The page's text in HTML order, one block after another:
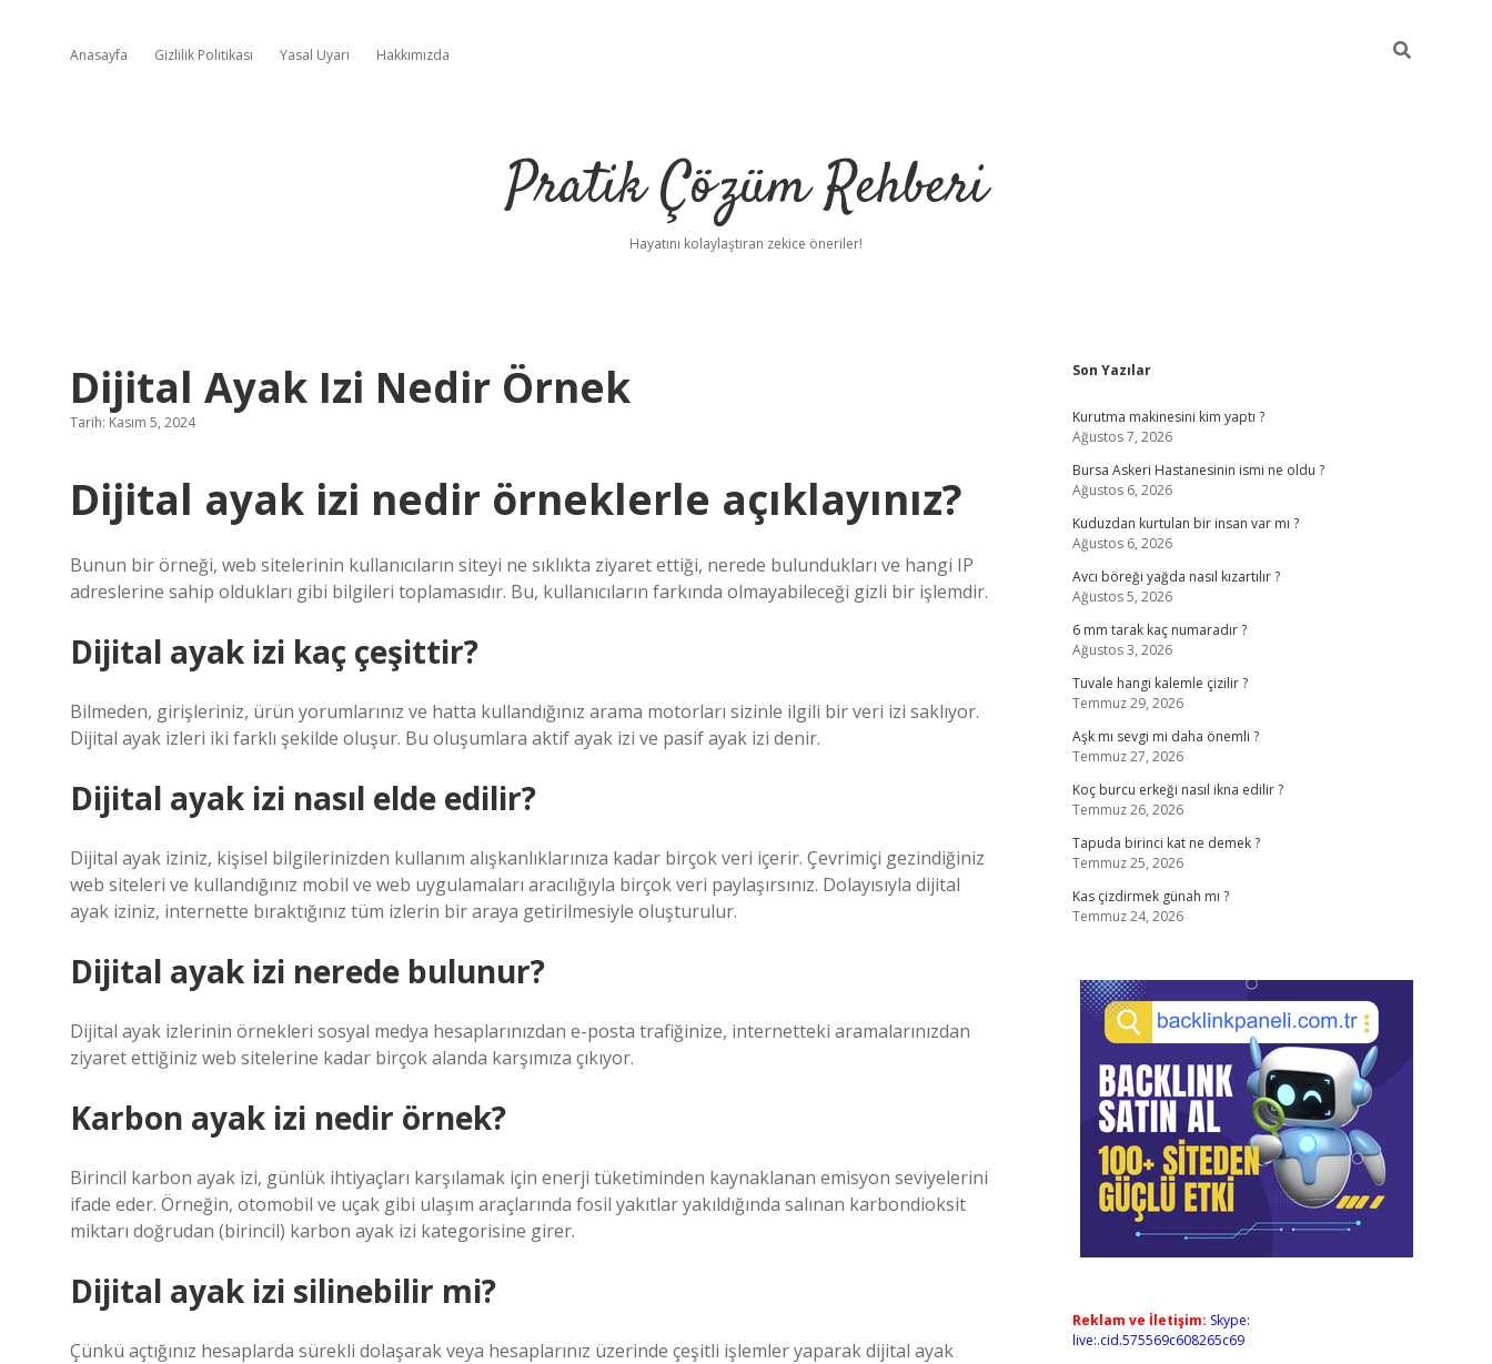
Anasayfa Gizlilik Politikası Yasal Uyarı Hakkımızda
Pratik Çözüm Rehberi
Hayatını kolaylaştıran zekice öneriler!
Dijital Ayak Izi Nedir Örnek
Tarih: Kasım 5, 2024
Dijital ayak izi nedir örneklerle açıklayınız?
Bunun bir örneği, web sitelerinin kullanıcıların siteyi ne sıklıkta ziyaret ettiği, nerede bulundukları ve hangi IP
adreslerine sahip oldukları gibi bilgileri toplamasıdır. Bu, kullanıcıların farkında olmayabileceği gizli bir işlemdir.
Dijital ayak izi kaç çeşittir?
Bilmeden, girişleriniz, ürün yorumlarınız ve hatta kullandığınız arama motorları sizinle ilgili bir veri izi saklıyor.
Dijital ayak izleri iki farklı şekilde oluşur. Bu oluşumlara aktif ayak izi ve pasif ayak izi denir.
Dijital ayak izi nasıl elde edilir?
Dijital ayak iziniz, kişisel bilgilerinizden kullanım alışkanlıklarınıza kadar birçok veri içerir. Çevrimiçi gezindiğiniz
web siteleri ve kullandığınız mobil ve web uygulamaları aracılığıyla birçok veri paylaşırsınız. Dolayısıyla dijital
ayak iziniz, internette bıraktığınız tüm izlerin bir araya getirilmesiyle oluşturulur.
Dijital ayak izi nerede bulunur?
Dijital ayak izlerinin örnekleri sosyal medya hesaplarınızdan e-posta trafiğinize, internetteki aramalarınızdan
ziyaret ettiğiniz web sitelerine kadar birçok alanda karşımıza çıkıyor.
Karbon ayak izi nedir örnek?
Birincil karbon ayak izi, günlük ihtiyaçları karşılamak için enerji tüketiminden kaynaklanan emisyon seviyelerini
ifade eder. Örneğin, otomobil ve uçak gibi ulaşım araçlarında fosil yakıtlar yakıldığında salınan karbondioksit
miktarı doğrudan (birincil) karbon ayak izi kategorisine girer.
Dijital ayak izi silinebilir mi?
Çünkü açtığınız hesaplarda sürekli dolaşarak veya hesaplarınız üzerinde çeşitli işlemler yaparak dijital ayak
Sidebar
Son Yazılar
Kurutma makinesini kim yaptı ?
Ağustos 7, 2026
Bursa Askeri Hastanesinin ismi ne oldu ?
Ağustos 6, 2026
Kuduzdan kurtulan bir insan var mı ?
Ağustos 6, 2026
Avcı böreği yağda nasıl kızartılır ?
Ağustos 5, 2026
6 mm tarak kaç numaradır ?
Ağustos 3, 2026
Tuvale hangi kalemle çizilir ?
Temmuz 29, 2026
Aşk mı sevgi mi daha önemli ?
Temmuz 27, 2026
Koç burcu erkeği nasıl ikna edilir ?
Temmuz 26, 2026
Tapuda birinci kat ne demek ?
Temmuz 25, 2026
Kas çizdirmek günah mı ?
Temmuz 24, 2026
Reklam ve İletişim: Skype:
live:.cid.575569c608265c69